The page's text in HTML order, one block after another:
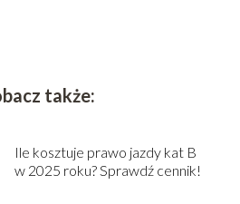
także:
Ile kosztuje prawo jazdy kat B
w 2025 roku? Sprawdź cennik!